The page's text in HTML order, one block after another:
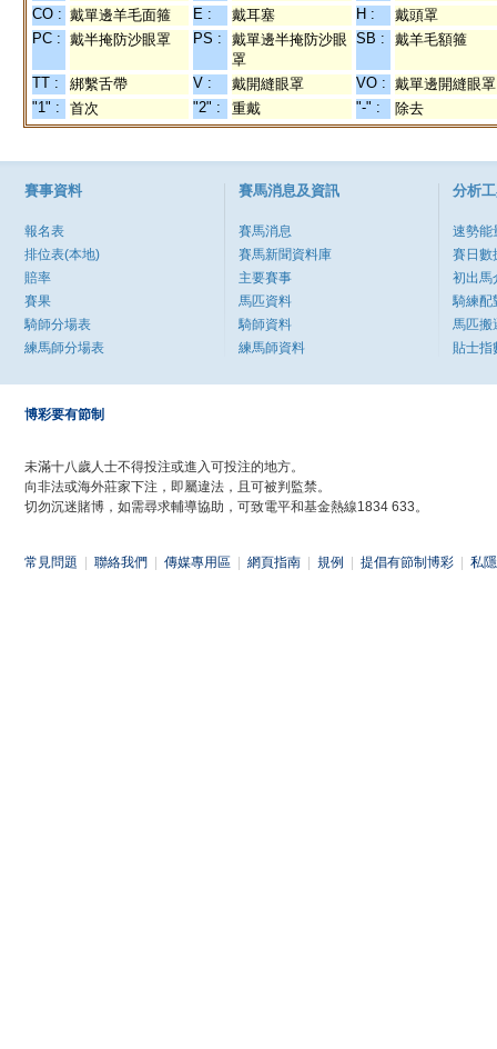
CO : 戴單邊羊毛面箍 E : 戴耳塞 H :
戴頭罩
PC : 戴半掩防沙眼罩 PS :
戴單邊半掩防沙眼
罩
SB : 戴羊毛額箍
TT : 綁繫舌帶 V : 戴開縫眼罩 VO : 戴單邊開縫眼罩
"1" :
首次 "2" : 重戴 "-" : 除去
賽事資料
報名表
排位表(本地)
賠率
賽果
騎師分場表
練馬師分場表
賽馬消息及資訊
賽馬消息
賽馬新聞資料庫
主要賽事
馬匹資料
騎師資料
練馬師資料
分析
速勢能
賽日數
初出馬
騎練配
馬匹搬
貼士指
博彩要有節制
未滿十八歲人士不得投注或進入可投注的地方。
向非法或海外莊家下注，即屬違法，且可被判監禁。
切勿沉迷賭博，如需尋求輔導協助，可致電平和基金熱線1834 633。
常見問題 聯絡我們 傳媒專用區 網頁指南 規例 提倡有節制博彩 私